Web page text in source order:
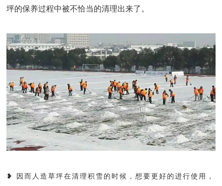
坪的保养过程中被不恰当的清理出来了。
❥ 因而人造草坪在清理积雪的时候，想要更好的进行使用，